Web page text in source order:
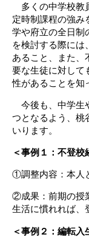
多くの中学校教
定時制課程の強み
学や府立の全日制
を検討する際には
あること、また、
要な生徒に対して
性があることを知
今後も、中学生
つとなるよう、桃
いります。
＜事例１：不登校
①調整内容：本人
②成果：前期の授
生活に慣れれば、
＜事例２：編転入